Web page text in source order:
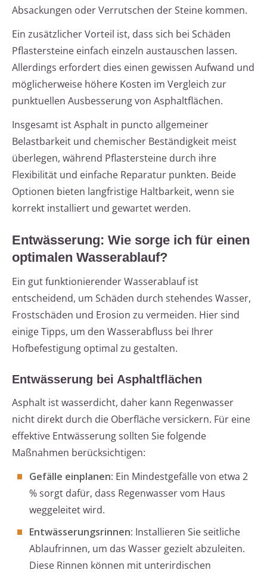
Absackungen oder Verrutschen der Steine kommen.
Ein zusätzlicher Vorteil ist, dass sich bei Schäden
Pflastersteine einfach einzeln austauschen lassen.
Allerdings erfordert dies einen gewissen Aufwand und
möglicherweise höhere Kosten im Vergleich zur
punktuellen Ausbesserung von Asphaltflächen.
Insgesamt ist Asphalt in puncto allgemeiner
Belastbarkeit und chemischer Beständigkeit meist
überlegen, während Pflastersteine durch ihre
Flexibilität und einfache Reparatur punkten. Beide
Optionen bieten langfristige Haltbarkeit, wenn sie
korrekt installiert und gewartet werden.
Entwässerung: Wie sorge ich für einen
optimalen Wasserablauf?
Ein gut funktionierender Wasserablauf ist
entscheidend, um Schäden durch stehendes Wasser,
Frostschäden und Erosion zu vermeiden. Hier sind
einige Tipps, um den Wasserabfluss bei Ihrer
Hofbefestigung optimal zu gestalten.
Entwässerung bei Asphaltflächen
Asphalt ist wasserdicht, daher kann Regenwasser
nicht direkt durch die Oberfläche versickern. Für eine
effektive Entwässerung sollten Sie folgende
Maßnahmen berücksichtigen:
Gefälle einplanen: Ein Mindestgefälle von etwa 2
% sorgt dafür, dass Regenwasser vom Haus
weggeleitet wird.
Entwässerungsrinnen: Installieren Sie seitliche
Ablaufrinnen, um das Wasser gezielt abzuleiten.
Diese Rinnen können mit unterirdischen